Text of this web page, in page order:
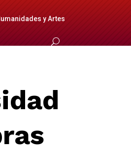
y Artes